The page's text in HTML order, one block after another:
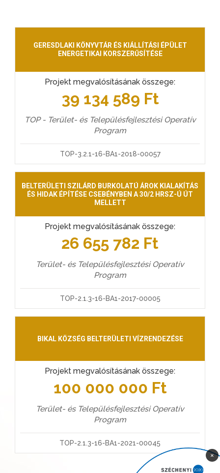
GERESDLAKI KÖNYVTÁR ÉS KIÁLLÍTÁSI ÉPÜLET
ENERGETIKAI KORSZERŰSÍTÉSE
Projekt megvalósításának összege:
39 134 589 Ft
TOP - Terület- és Településfejlesztési Operatív
Program
TOP-3.2.1-16-BA1-2018-00057
BELTERÜLETI SZILÁRD BURKOLATÚ ÁROK KIALAKÍTÁS
ÉS HIDAK ÉPÍTÉSE CSEBÉNYBEN A 30/2 HRSZ-Ú ÚT
MELLETT
Projekt megvalósításának összege:
26 655 782 Ft
Terület- és Településfejlesztési Operatív
Program
TOP-2.1.3-16-BA1-2017-00005
BIKAL KÖZSÉG BELTERÜLETI VÍZRENDEZÉSE
Projekt megvalósításának összege:
100 000 000 Ft
Terület- és Településfejlesztési Operatív
Program
TOP-2.1.3-16-BA1-2021-00045
×